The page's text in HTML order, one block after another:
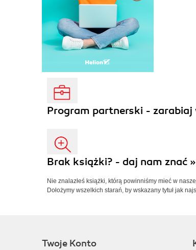
Program partnerski - zarabiaj
Brak książki? - daj nam znać »
Nie znalazłeś książki, którą powinniśmy mieć w
Dołożymy wszelkich starań, by wskazany tytuł jak
Twoje Konto